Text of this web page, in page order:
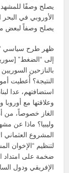
يصلح وصفًا للمشهد
الأوروبي في
يصلح وصفاً لبعض ما
ظهر طرح سياسي
إلى “الضغط”
بالنازحين
النتيجة؟ أُعطيت
استضافتهم، عدا
وعلاقتها مع
الغاز خصوصاً، من
وليبيا؟ ماذا عن
المشروع
لتنظيم “الإخوان
ضخمة على امتداد
الإفريقي ودول